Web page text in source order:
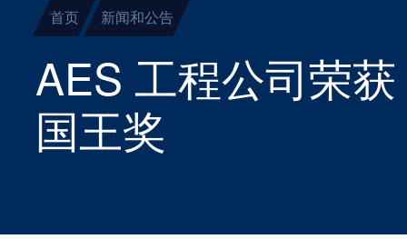
两部件密封
干气密封
盘根
首页 新闻和公告
AES 工程公司荣获
国王奖